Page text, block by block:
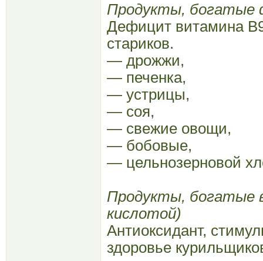
Продукты, богатые
Дефицит витамина
стариков.
— дрожжи,
— печенка,
— устрицы,
— соя,
— свежие овощи,
— бобовые,
— цельнозерновой
Продукты, богатые
кислотой)
Антиоксидант,
здоровье